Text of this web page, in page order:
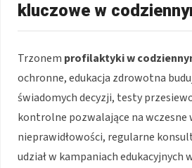
kluczowe w
Trzonem profilaktykiw
ochronne, edukacja zdrowotna
świadomych decyzji, testy
kontrolne pozwalające na wczesne
nieprawidłowości, regularne
udział w kampaniach edukacyjnych